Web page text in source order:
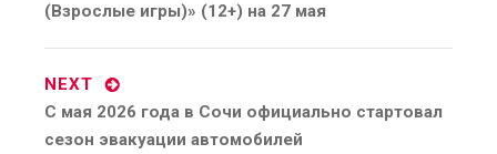
post:
(Взрослые игры)» (12+) на 27 мая
NEXT
Next
post:
С мая 2026 года в Сочи официально стартовал
сезон эвакуации автомобилей